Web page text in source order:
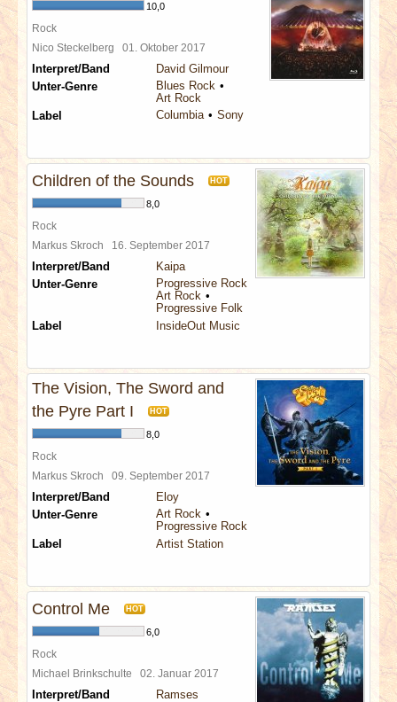
10,0
Rock
Nico Steckelberg 01. Oktober 2017
Interpret/Band
David Gilmour
Unter-Genre
Blues Rock
Art Rock
Label
Columbia Sony
Children of the Sounds HOT
8,0
Rock
Markus Skroch 16. September 2017
Interpret/Band
Kaipa
Unter-Genre
Progressive Rock
Art Rock
Progressive Folk
Label
InsideOut Music
The Vision, The Sword and
the Pyre Part I
HOT
8,0
Rock
Markus Skroch 09. September 2017
Interpret/Band
Eloy
Unter-Genre
Art Rock
Progressive Rock
Label
Artist Station
Control Me HOT
6,0
Rock
Michael Brinkschulte 02. Januar 2017
Interpret/Band
Ramses